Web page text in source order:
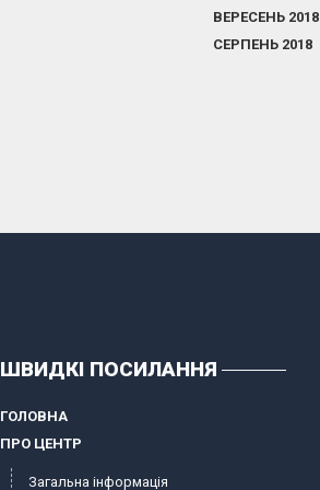
ВЕРЕСЕНЬ 2018
СЕРПЕНЬ 2018
ШВИДКІ ПОСИЛАННЯ
ГОЛОВНА
ПРО ЦЕНТР
Загальна інформація